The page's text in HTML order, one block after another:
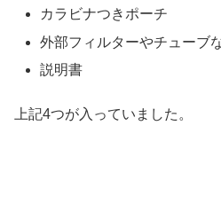
カラビナつきポーチ
外部フィルターやチューブ
説明書
上記4つが入っていました。